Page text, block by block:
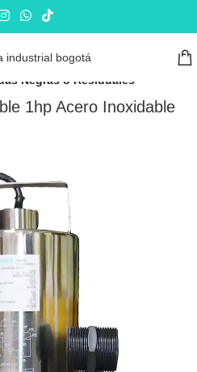
Bombas Sumergibles
Negras o Residuales
1hp Acero Inoxidable